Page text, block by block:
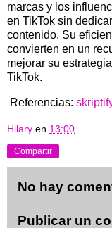
marcas y los
en TikTok sin
contenido. Su
convierten en un
mejorar su
TikTok.
Referencias:
Hilary en 13:00
Compartir
No hay
Publicar un